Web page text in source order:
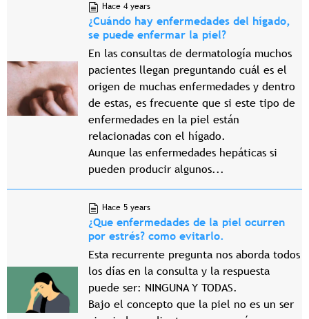
Hace 4 years
¿Cuándo hay enfermedades del hígado,
se puede enfermar la piel?
En las consultas de dermatología muchos
pacientes llegan preguntando cuál es el
origen de muchas enfermedades y dentro
de estas, es frecuente que si este tipo de
enfermedades en la piel están
relacionadas con el hígado.
Aunque las enfermedades hepáticas si
pueden producir algunos...
Hace 5 years
¿Que enfermedades de la piel ocurren
por estrés? como evitarlo.
Esta recurrente pregunta nos aborda todos
los días en la consulta y la respuesta
puede ser: NINGUNA Y TODAS.
Bajo el concepto que la piel no es un ser